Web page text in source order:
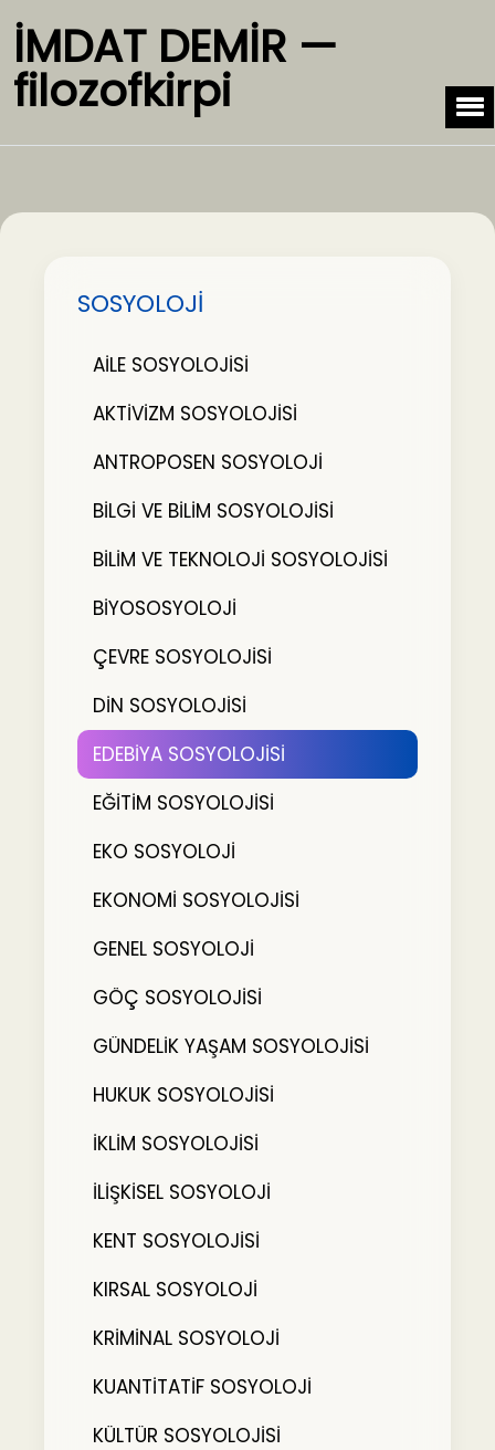
İMDAT DEMİR —
filozofkirpi
SOSYOLOJİ
AİLE SOSYOLOJİSİ
AKTİVİZM SOSYOLOJİSİ
ANTROPOSEN SOSYOLOJİ
BİLGİ VE BİLİM SOSYOLOJİSİ
BİLİM VE TEKNOLOJİ SOSYOLOJİSİ
BİYOSOSYOLOJİ
ÇEVRE SOSYOLOJİSİ
DİN SOSYOLOJİSİ
EDEBİYA SOSYOLOJİSİ
EĞİTİM SOSYOLOJİSİ
EKO SOSYOLOJİ
EKONOMİ SOSYOLOJİSİ
GENEL SOSYOLOJİ
GÖÇ SOSYOLOJİSİ
GÜNDELİK YAŞAM SOSYOLOJİSİ
HUKUK SOSYOLOJİSİ
İKLİM SOSYOLOJİSİ
İLİŞKİSEL SOSYOLOJİ
KENT SOSYOLOJİSİ
KIRSAL SOSYOLOJİ
KRİMİNAL SOSYOLOJİ
KUANTİTATİF SOSYOLOJİ
KÜLTÜR SOSYOLOJİSİ